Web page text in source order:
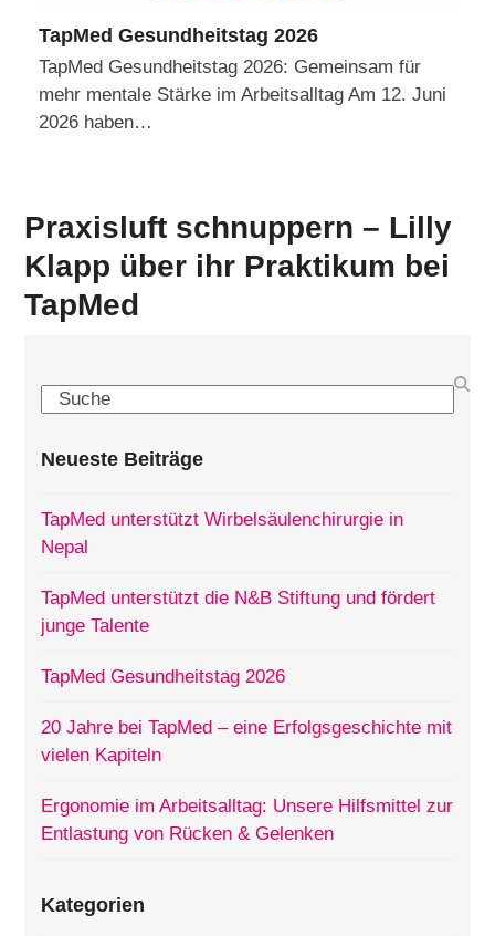
TapMed Gesundheitstag 2026
TapMed Gesundheitstag 2026: Gemeinsam für
mehr mentale Stärke im Arbeitsalltag Am 12. Juni
2026 haben…
Praxisluft schnuppern – Lilly
Klapp über ihr Praktikum bei
TapMed
Search
Neueste Beiträge
TapMed unterstützt Wirbelsäulenchirurgie in
Nepal
TapMed unterstützt die N&B Stiftung und fördert
junge Talente
TapMed Gesundheitstag 2026
20 Jahre bei TapMed – eine Erfolgsgeschichte mit
vielen Kapiteln
Ergonomie im Arbeitsalltag: Unsere Hilfsmittel zur
Entlastung von Rücken & Gelenken
Kategorien